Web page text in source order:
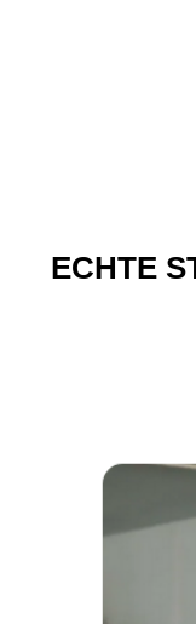
ECHTE